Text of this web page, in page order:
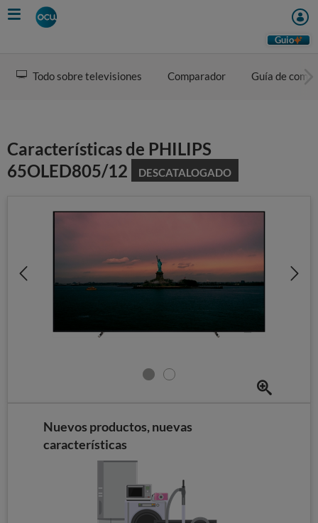
Skip
to
Guio
Todo sobre televisiones Comparador Guía de
Características de PHILIPS
65OLED805/12
DESCATALOGADO
Nuevos productos, nuevas
características